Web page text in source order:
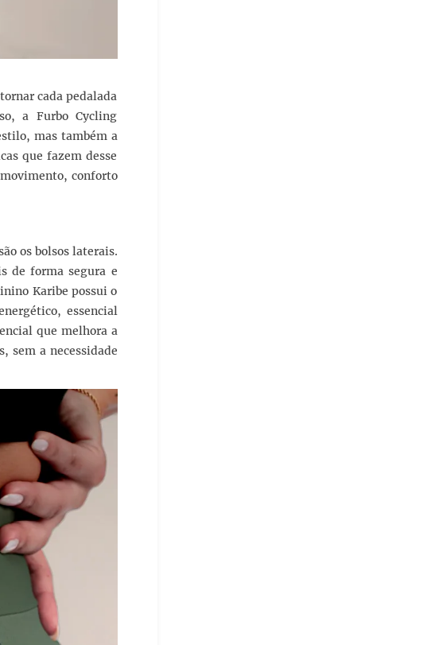
cada pedalada
a Furbo Cycling
mas também a
que fazem desse
conforto
os bolsos laterais.
de forma segura e
Karibe possui o
essencial
que melhora a
sem a necessidade